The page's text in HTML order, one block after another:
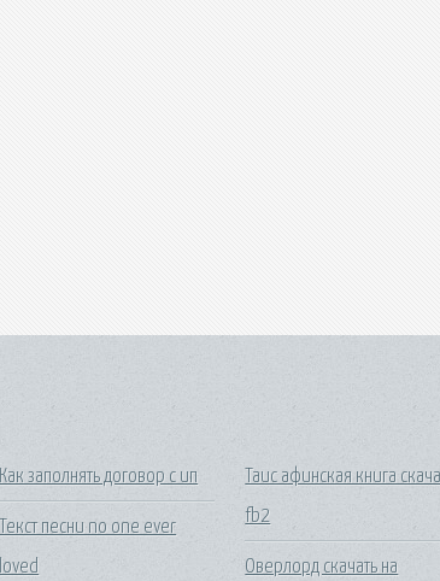
Как заполнять договор с ип
Текст песни no one ever
loved
Таис афинская книга
fb2
Оверлорд скачать на